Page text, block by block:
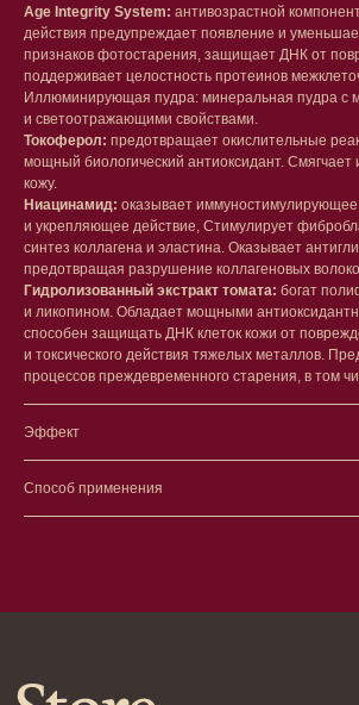
Age Integrity System: антивозрастной
действия предупреждает появление и
признаков фотостарения, защищает ДНК от
поддерживает целостность протеинов
Иллюминирующая пудра: минеральная пудра с
и светоотражающими свойствами.
Токоферол: предотвращает окислительные
мощный биологический антиоксидант. Смягчает
кожу.
Ниацинамид: оказывает
и укрепляющее действие, Стимулирует
синтез коллагена и эластина. Оказывает
предотвращая разрушение коллагеновых
Гидролизованный экстракт томата: богат
и ликопином. Обладает мощными
способен защищать ДНК клеток кожи от
и токсического действия тяжелых металлов.
процессов преждевременного старения, в том
Эффект
Способ применения
Тело
Проблемы
Кремы
Лосьоны
Шея и зона декольте
Уход за руками
Уход за ногами
Средства для ванны
Гаджеты
Сертификаты
Наборы
конфиденциальности
Лицо
Проблемы
Очищение
Сыворотки/ эссенции
Ретинол
Защита от солнца
Тонизация
Восстановление
Маски и патчи
Уход за губами
Декоротивная косметика
Волосы
Проблемы
Шампуни
Сыворотки/лосьоны
Спреи
Средства для укладки